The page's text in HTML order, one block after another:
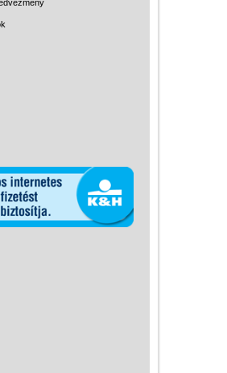
Papírszínház
Pixelhobby